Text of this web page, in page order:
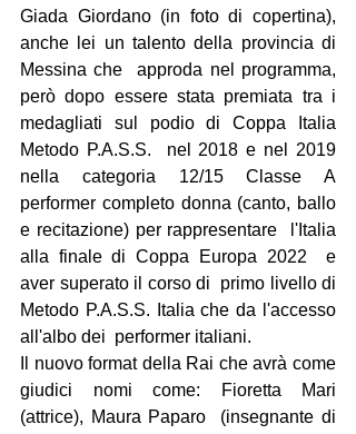
Giada Giordano (in foto di copertina),
anche lei un talento della provincia di
Messina che  approda nel programma,
però dopo essere stata premiata tra i
medagliati sul podio di Coppa Italia
Metodo P.A.S.S.  nel 2018 e nel 2019
nella categoria 12/15 Classe A
performer completo donna (canto, ballo
e recitazione) per rappresentare  l'Italia
alla finale di Coppa Europa 2022  e
aver superato il corso di  primo livello di
Metodo P.A.S.S. Italia che da l'accesso
all'albo dei  performer italiani.
Il nuovo format della Rai che avrà come
giudici nomi come: Fioretta Mari
(attrice), Maura Paparo  (insegnante di